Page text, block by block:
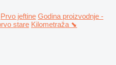
Prvo jeftine Godina proizvodnje -
stare Kilometraža ⬊